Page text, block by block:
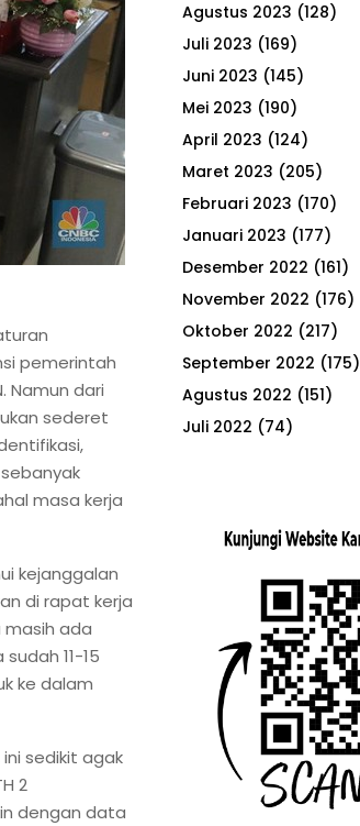
pemerintah
Namun dari
sederet
masa kerja
kejanggalan
di rapat kerja
masih ada
11-15
ke dalam
sedikit agak
2
dengan data
Agustus 2023 (128)
Juli 2023 (169)
Juni 2023 (145)
Mei 2023 (190)
April 2023 (124)
Maret 2023 (205)
Februari 2023 (170)
Januari 2023 (177)
Desember 2022 (161)
November 2022 (176)
Oktober 2022 (217)
September 2022 (175)
Agustus 2022 (151)
Juli 2022 (74)